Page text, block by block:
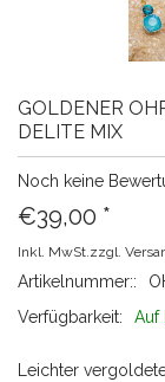
GOLDENER
DELITE MIX
Noch keine
€39,00 *
Inkl. MwSt.zzgl.
Artikelnummer::
Verfügbarkeit:
Auf
Leichter